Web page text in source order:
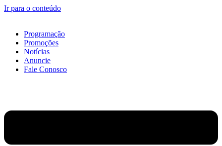
Ir para o conteúdo
Programação
Promoções
Notícias
Anuncie
Fale Conosco